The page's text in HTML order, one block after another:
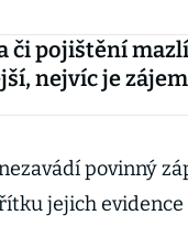
či pojištění
nejvíc je
povinný
jejich evidence